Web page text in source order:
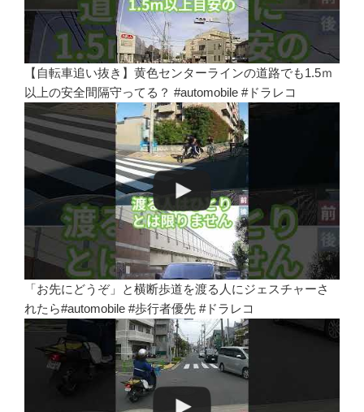
【自転車追い抜き】黄色センターラインの道路でも1.5ｍ
以上の安全間隔守ってる？ #automobile #ドラレコ
「お先にどうぞ」と横断歩道を渡る人にジェスチャーさ
れたら#automobile #歩行者優先 #ドラレコ